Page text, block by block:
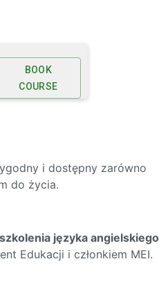
i dostępny zarówno
do życia.
języka angielskiego
Edukacji i członkiem MEI.